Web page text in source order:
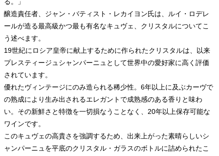
る。」
醸造責任者、ジャン・バティスト・レカイヨン氏は、ルイ・ロデレ
ールが造る最高級かつ最も有名なキュヴェ、クリスタルについてこ
う述べます。
19世紀にロシア皇帝に献上するために作られたクリスタルは、以来
プレスティージュシャンパーニュとして世界中の愛好家に高く評価
されています。
優れたヴィンテージにのみ造られる稀少性。6年以上に及ぶカーヴで
の熟成により生み出されるエレガントで成熟感のある香りと味わ
い。その新鮮さと特徴を一切損なうことなく、20年以上保存可能な
ワインです。
このキュヴェの高貴さを強調するため、出来上がった素晴らしいシ
ャンパーニュを平底のクリスタル・ガラスのボトルに詰められたこ